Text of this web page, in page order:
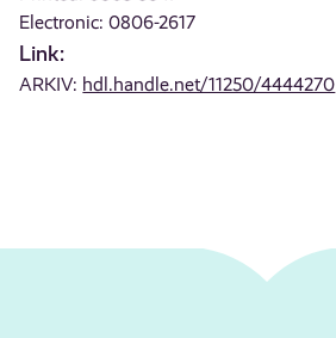
Electronic: 0806-2617
Link:
ARKIV: hdl.handle.net/11250/4444270